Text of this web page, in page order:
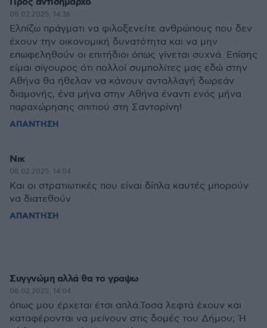
08.02.2025, 14:36
Ελπίζω πράγματι να φιλοξενείτε ανθρώπους που δεν
έχουν την οικονομική δυνατότητα και να μην
επωφεληθούν οι επιτήδιοι όπως γίνεται συχνά. Επίσης
είμαι σίγουρος ότι πολλοί συμπολίτες μας εδώ στην
Αθήνα θα ήθελαν να κάνουν ανταλλαγή δωρεάν
διαμονής, ένα μήνα στην Αθήνα έναντι ενός μήνα
παραχώρησης σπιτιού στη Σαντορίνη!
ΑΠΑΝΤΗΣΗ
Νικ
08.02.2025, 14:04
Και οι στρατιωτικές που είναι δίπλα καυτές μπορούν
να διατεθούν
ΑΠΑΝΤΗΣΗ
Συγγνώμη αλλά θα το γραψω
08.02.2025, 14:04
όπως μου έρχεται έτσι απλά.Τοσα λεφτά έχουν και
καταφέρονται να μείνουν στις δομές του Δήμου; Ή